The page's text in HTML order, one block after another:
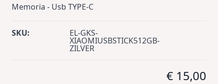
Memoria - Usb TYPE-C
SKU: EL-GKS-
XIAOMIUSBSTICK512GB-
ZILVER
€ 15,00